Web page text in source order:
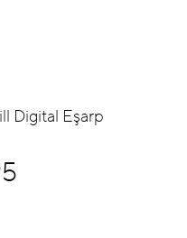
Digital Eşarp